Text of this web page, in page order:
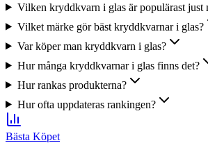
Vilken kryddkvarn i glas är populärast just
Vilket märke gör bäst kryddkvarnar i glas?
Var köper man kryddkvarn i glas?
Hur många kryddkvarnar i glas finns det?
Hur rankas produkterna?
Hur ofta uppdateras rankingen?
Bästa Köpet